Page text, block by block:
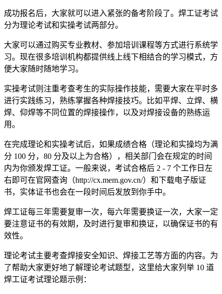
成功报名后，大家就可以进入紧张的备考阶段了。焊工证考试
分为理论考试和实操考试两部分。
大家可以通过购买专业教材、参加培训课程等方式进行系统学
习。现在很多培训机构都提供线上线下相结合的学习模式，方
便大家随时随地学习。
实操考试则注重考查考生的实际操作技能，需要大家在平时多
进行实践练习，熟练掌握各种焊接技巧。比如平焊、立焊、横
焊、仰焊等不同位置的焊接操作，以及对焊接设备的熟练运
用。
在完成理论和实操考试后，如果成绩合格（理论和实操均为满
分 100 分，80 分及以上为合格），相关部门会在规定的时间
内为你颁发焊工证。一般来说，考试合格后 2 - 7 个工作日左
右即可在官网查询（http://cx.mem.gov.cn/）和下载电子版证
书，实体证书也会在一段时间后发放到你手中。
焊工证每三年需要复审一次，每六年需要换证一次，大家一定
要注意证书的有效期，及时进行复审和换证，以确保证书的有
效性。
理论考试主要考查焊接安全知识、焊接工艺等方面的内容。为
了帮助大家更好地了解理论考试题型，这里给大家列举 10 道
焊工证考试理论题示例：